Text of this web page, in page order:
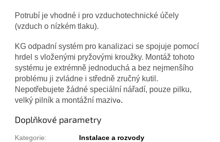
Potrubí je vhodné i pro vzduchotechnické účely
(vzduch o nízkém tlaku).
KG odpadní systém pro kanalizaci se spojuje pomocí
hrdel s vloženými pryžovými kroužky. Montáž tohoto
systému je extrémně jednoduchá a bez nejmenšího
problému ji zvládne i středně zručný kutil.
Nepotřebujete žádné speciální nářadí, pouze pilku,
velký pilník a montážní mazivo.
Doplňkové parametry
Kategorie:
Instalace a rozvody